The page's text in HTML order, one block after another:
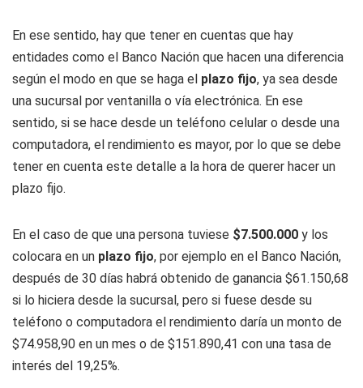
En ese sentido, hay que tener en cuentas que hay
entidades como el Banco Nación que hacen una diferencia
según el modo en que se haga el plazo fijo, ya sea desde
una sucursal por ventanilla o vía electrónica. En ese
sentido, si se hace desde un teléfono celular o desde una
computadora, el rendimiento es mayor, por lo que se debe
tener en cuenta este detalle a la hora de querer hacer un
plazo fijo.
En el caso de que una persona tuviese $7.500.000 y los
colocara en un plazo fijo, por ejemplo en el Banco Nación,
después de 30 días habrá obtenido de ganancia $61.150,68
si lo hiciera desde la sucursal, pero si fuese desde su
teléfono o computadora el rendimiento daría un monto de
$74.958,90 en un mes o de $151.890,41 con una tasa de
interés del 19,25%.